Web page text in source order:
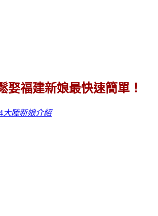
娶福建新娘最快速簡單！
大陸新娘介紹